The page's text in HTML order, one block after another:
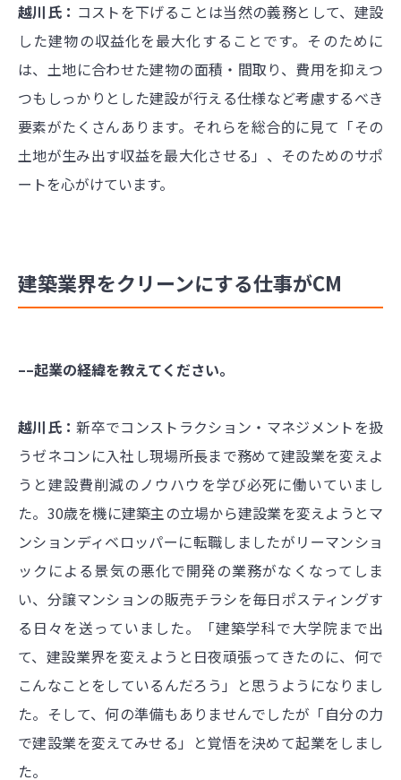
越川氏： コストを下げることは当然の義務として、建設
した建物の収益化を最大化することです。そのために
は、土地に合わせた建物の面積・間取り、費用を抑えつ
つもしっかりとした建設が行える仕様など考慮するべき
要素がたくさんあります。それらを総合的に見て「その
土地が生み出す収益を最大化させる」、そのためのサポ
ートを心がけています。
建築業界をクリーンにする仕事がCM
––起業の経緯を教えてください。
越川氏：新卒でコンストラクション・マネジメントを扱
うゼネコンに入社し現場所長まで務めて建設業を変えよ
うと建設費削減のノウハウを学び必死に働いていまし
た。30歳を機に建築主の立場から建設業を変えようとマ
ンションディベロッパーに転職しましたがリーマンショ
ックによる景気の悪化で開発の業務がなくなってしま
い、分譲マンションの販売チラシを毎日ポスティングす
る日々を送っていました。「建築学科で大学院まで出
て、建設業界を変えようと日夜頑張ってきたのに、何で
こんなことをしているんだろう」と思うようになりまし
た。そして、何の準備もありませんでしたが「自分の力
で建設業を変えてみせる」と覚悟を決めて起業をしまし
た。